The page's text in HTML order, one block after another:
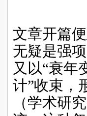
文章开篇
无疑是强
又以“衰年
计”收束，
（学术研